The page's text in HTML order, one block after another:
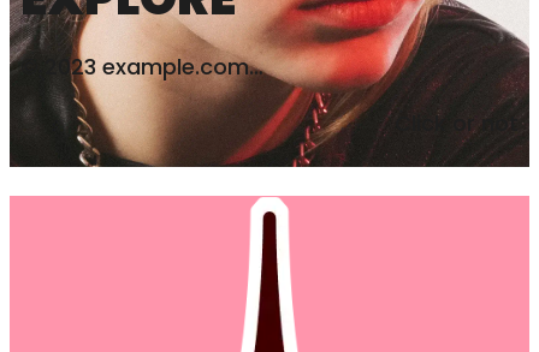
© 2023 example.com…
Click or not